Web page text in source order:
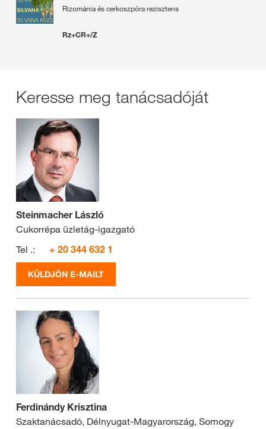
Rizománia és cerkoszpóra rezisztens
Rz+CR+/Z
Keresse meg tanácsadóját
Steinmacher László
Cukorrépa üzletág-igazgató
Tel .:
+ 20 344 632 1
KÜLDJÖN E-MAILT
Ferdinándy Krisztina
Szaktanácsadó, Délnyugat-Magyarország, Somogy